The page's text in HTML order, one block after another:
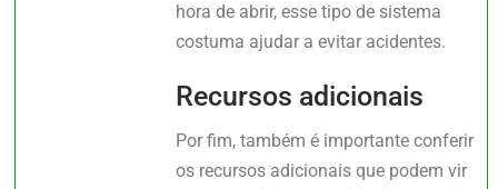
hora de abrir, esse tipo de sistema
costuma ajudar a evitar acidentes.
Recursos adicionais
Por fim, também é importante conferir
os recursos adicionais que podem vir